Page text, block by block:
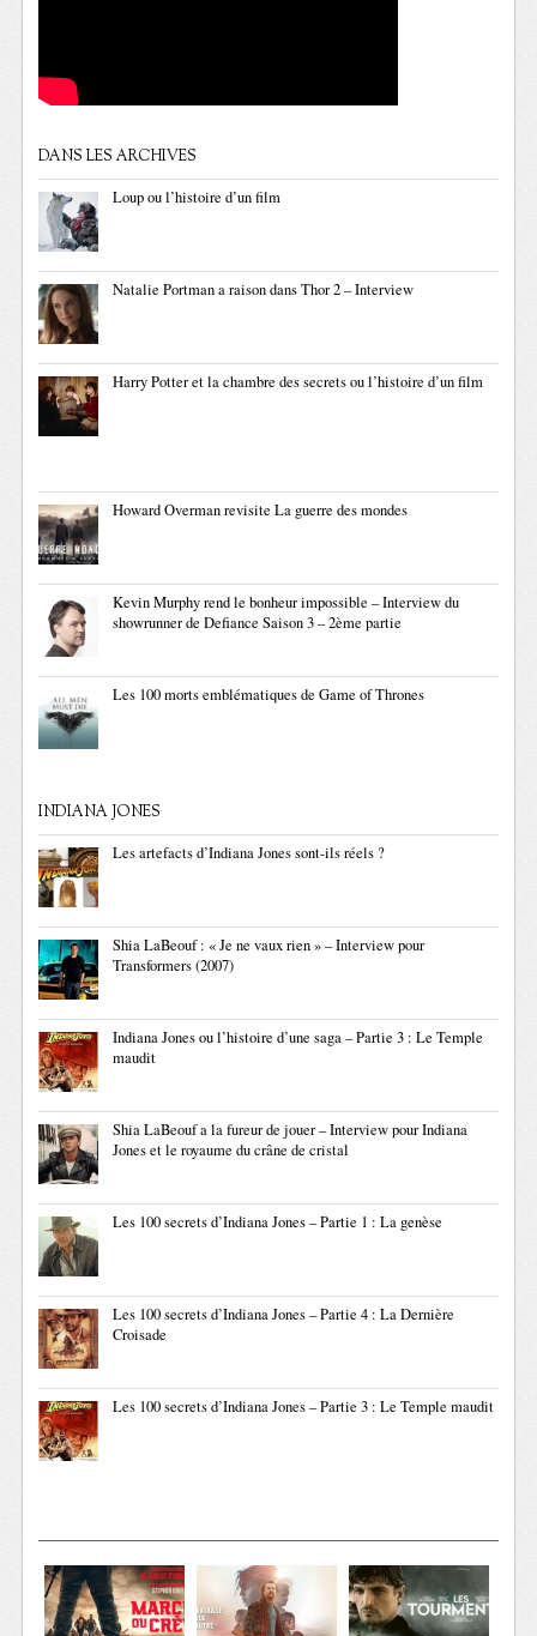
DANS LES ARCHIVES
Loup ou l’histoire d’un film
Natalie Portman a raison dans Thor 2 – Interview
Harry Potter et la chambre des secrets ou l’histoire d’un film
Howard Overman revisite La guerre des mondes
Kevin Murphy rend le bonheur impossible – Interview du
showrunner de Defiance Saison 3 – 2ème partie
Les 100 morts emblématiques de Game of Thrones
INDIANA JONES
Les artefacts d’Indiana Jones sont-ils réels ?
Shia LaBeouf : « Je ne vaux rien » – Interview pour
Transformers (2007)
Indiana Jones ou l’histoire d’une saga – Partie 3 : Le Temple
maudit
Shia LaBeouf a la fureur de jouer – Interview pour Indiana
Jones et le royaume du crâne de cristal
Les 100 secrets d’Indiana Jones – Partie 1 : La genèse
Les 100 secrets d’Indiana Jones – Partie 4 : La Dernière
Croisade
Les 100 secrets d’Indiana Jones – Partie 3 : Le Temple maudit